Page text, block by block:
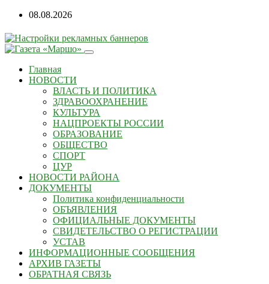
Перейти
содержанию
08.08.2026
Главная
НОВОСТИ
ВЛАСТЬ И ПОЛИТИКА
ЗДРАВООХРАНЕНИЕ
КУЛЬТУРА
НАЦПРОЕКТЫ РОССИИ
ОБРАЗОВАНИЕ
ОБЩЕСТВО
СПОРТ
ЦУР
НОВОСТИ РАЙОНА
ДОКУМЕНТЫ
Политика конфиденциальности
ОБЪЯВЛЕНИЯ
ОФИЦИАЛЬНЫЕ ДОКУМЕНТЫ
СВИДЕТЕЛЬСТВО О РЕГИСТРАЦИИ
УСТАВ
ИНФОРМАЦИОННЫЕ СООБЩЕНИЯ
АРХИВ ГАЗЕТЫ
ОБРАТНАЯ СВЯЗЬ